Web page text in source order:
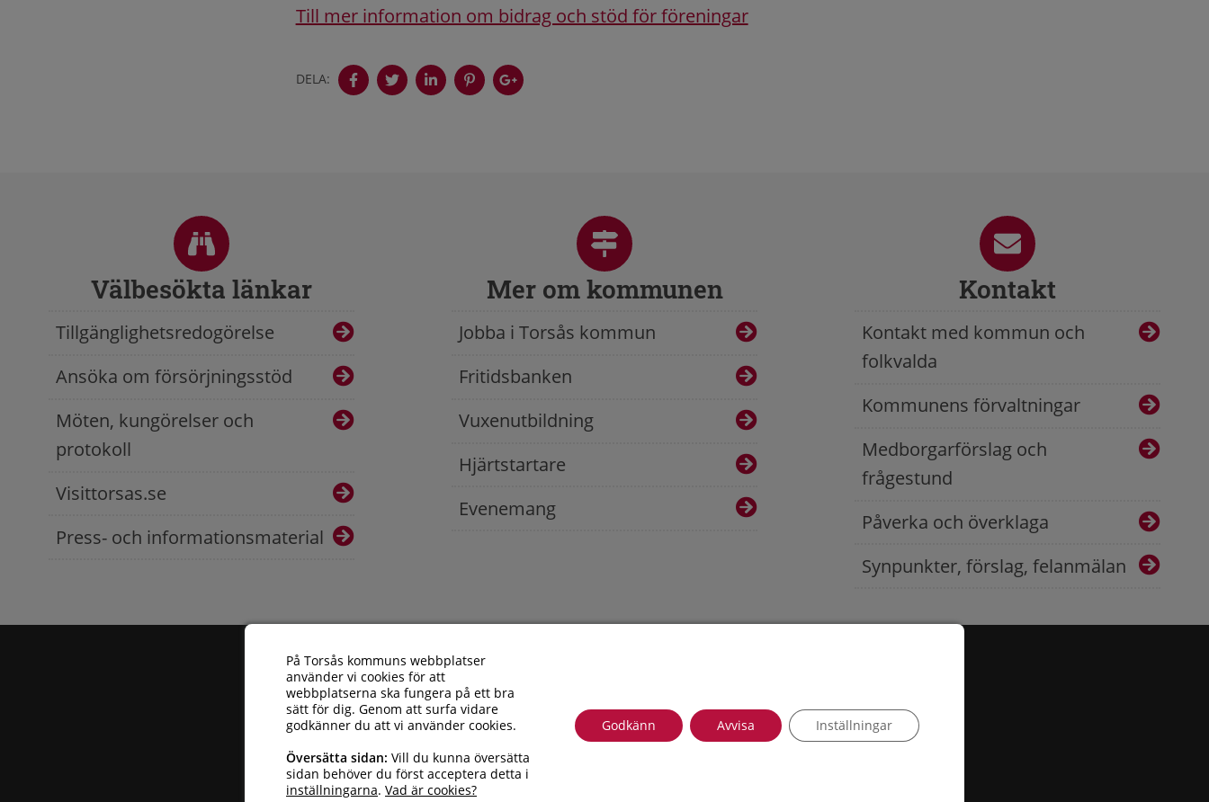
Till mer information om bidrag och stöd för föreningar
DELA:
På Torsås kommuns webbplatser
använder vi cookies för att
webbplatserna ska fungera på ett bra
sätt för dig. Genom att surfa vidare
godkänner du att vi använder cookies.
Översätta sidan: Vill du kunna översätta
sidan behöver du först acceptera detta i
inställningarna. Vad är cookies?
Godkänn Avvisa Inställningar
Välbesökta länkar
Tillgänglighetsredogörelse
Ansöka om försörjningsstöd
Möten, kungörelser och
protokoll
Visittorsas.se
Press- och informationsmaterial
Mer om kommunen
Jobba i Torsås kommun
Fritidsbanken
Vuxenutbildning
Hjärtstartare
Evenemang
Kontakt
Kontakt med kommun och
folkvalda
Kommunens förvaltningar
Medborgarförslag och
frågestund
Påverka och överklaga
Synpunkter, förslag, felanmälan
Torsås kommun
| Besöksadress: Allfargatan 26 | Postadress: Torsås kommun, Box 503, 385 25 Torsås
Telefonnummer: 010 – 35 33 100 | Organisationsnummer: 212000-0696 | E-post: